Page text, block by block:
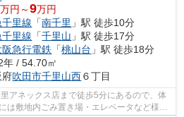
万円～9万円
千里線 「南千里 」駅 徒歩10分
千里線 「千里山 」駅 徒歩17分
阪急行電鉄 「桃山台 」駅 徒歩18分
年 / 54.70㎡
府吹田市千里山西６丁目
アネックス店まで徒歩5分にあるので、体
は敷地内ごみ置き場・エレベータなど様々